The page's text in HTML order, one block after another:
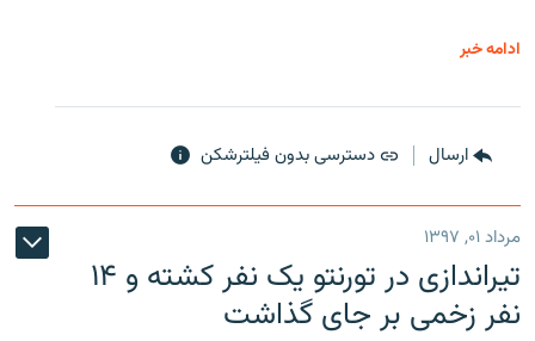
ادامه خبر
ارسال دسترسی بدون فیلترشکن
مرداد ۰۱, ۱۳۹۷
تیراندازی در تورنتو یک نفر کشته و ۱۴
نفر زخمی بر جای گذاشت